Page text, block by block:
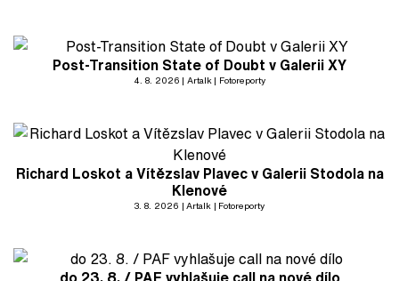
Post-Transition State of Doubt v Galerii XY
4. 8. 2026 Artalk Fotoreporty
Richard Loskot a Vítězslav Plavec v Galerii Stodola na
Klenové
3. 8. 2026 Artalk Fotoreporty